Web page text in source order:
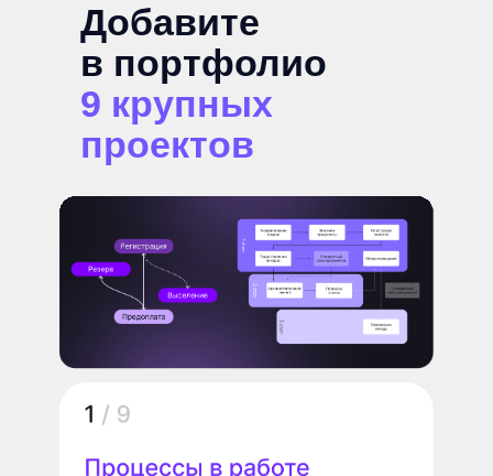
Добавите
в портфолио
9 крупных
проектов